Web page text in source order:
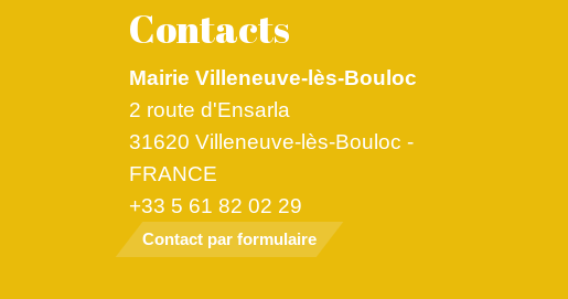
Contacts
Mairie Villeneuve-lès-Bouloc
2 route d'Ensarla
31620 Villeneuve-lès-Bouloc -
FRANCE
+33 5 61 82 02 29
Contact par formulaire